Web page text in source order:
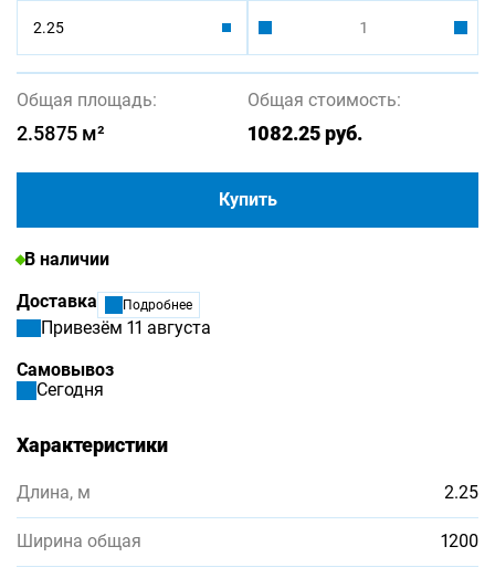
2.25
Общая площадь:
2.5875 м²
Общая стоимость:
1082.25руб.
Купить
В наличии
Доставка
Подробнее
Привезём 11 августа
Самовывоз
Сегодня
Характеристики
Длина, м 2.25
Ширина общая 1200